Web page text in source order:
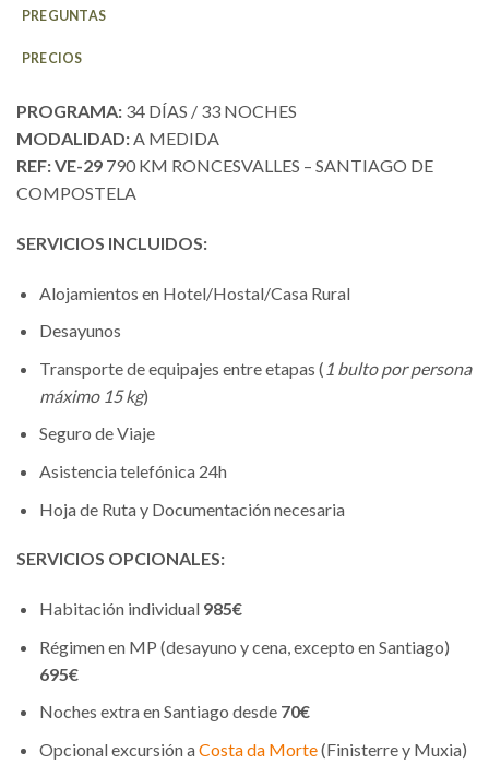
PREGUNTAS
PRECIOS
PROGRAMA: 34 DÍAS / 33 NOCHES
MODALIDAD:A MEDIDA
REF: VE-29 790 KM RONCESVALLES – SANTIAGO DE
COMPOSTELA
SERVICIOS INCLUIDOS:
Alojamientos en Hotel/Hostal/Casa Rural
Desayunos
Transporte de equipajes entre etapas ( 1 bulto por persona
máximo 15 kg)
Seguro de Viaje
Asistencia telefónica 24h
Hoja de Ruta y Documentación necesaria
SERVICIOS OPCIONALES:
Habitación individual 985€
Régimen en MP (desayuno y cena, excepto en Santiago)
695€
Noches extra en Santiago desde 70€
Opcional excursión aCosta da Morte(Finisterre y Muxia)